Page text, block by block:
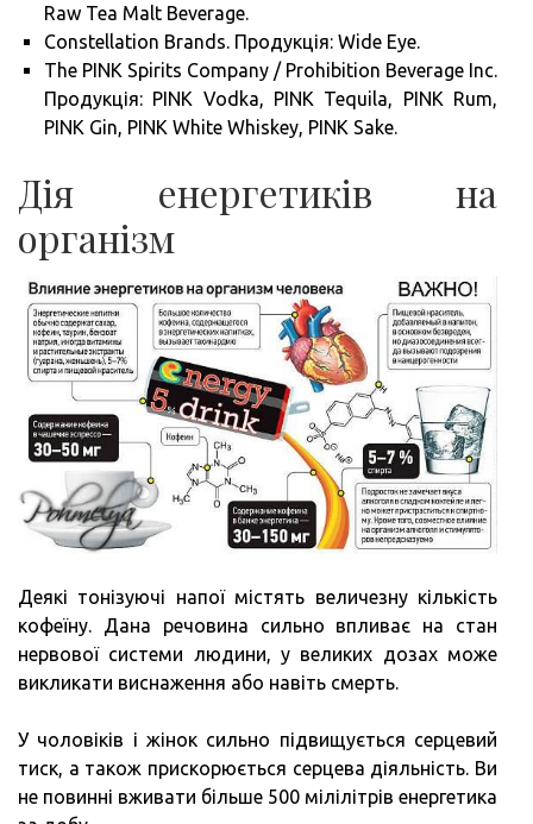
Raw Tea Malt Beverage.
Constellation Brands. Продукція: Wide Eye.
The PINK Spirits Company / Prohibition Beverage Inc.
Продукція: PINK Vodka, PINK Tequila, PINK Rum,
PINK Gin, PINK White Whiskey, PINK Sake.
Дія енергетиків на
організм
Деякі тонізуючі напої містять величезну кількість
кофеїну. Дана речовина сильно впливає на стан
нервової системи людини, у великих дозах може
викликати виснаження або навіть смерть.
У чоловіків і жінок сильно підвищується серцевий
тиск, а також прискорюється серцева діяльність. Ви
не повинні вживати більше 500 мілілітрів енергетика